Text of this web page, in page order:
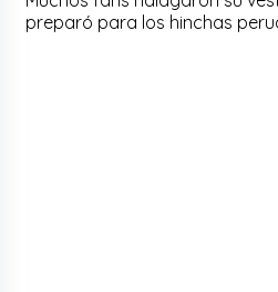
preparó para los hinchas